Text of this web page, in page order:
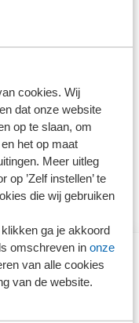
cookies. Wij
dat onze website
op te slaan, om
het op maat
Meer uitleg
op ’Zelf instellen’ te
die wij gebruiken
ga je akkoord
omschreven in onze
van alle cookies
van de website.
VBAR en het
handhaving vanaf 1
die van belang
arbeidsrelatie.